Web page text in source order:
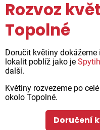
Rozvoz
Topolné
Doručit květiny dokážeme i
lokalit poblíž jako je
další.
Květiny rozvezeme po
okolo Topolné.
Doručení